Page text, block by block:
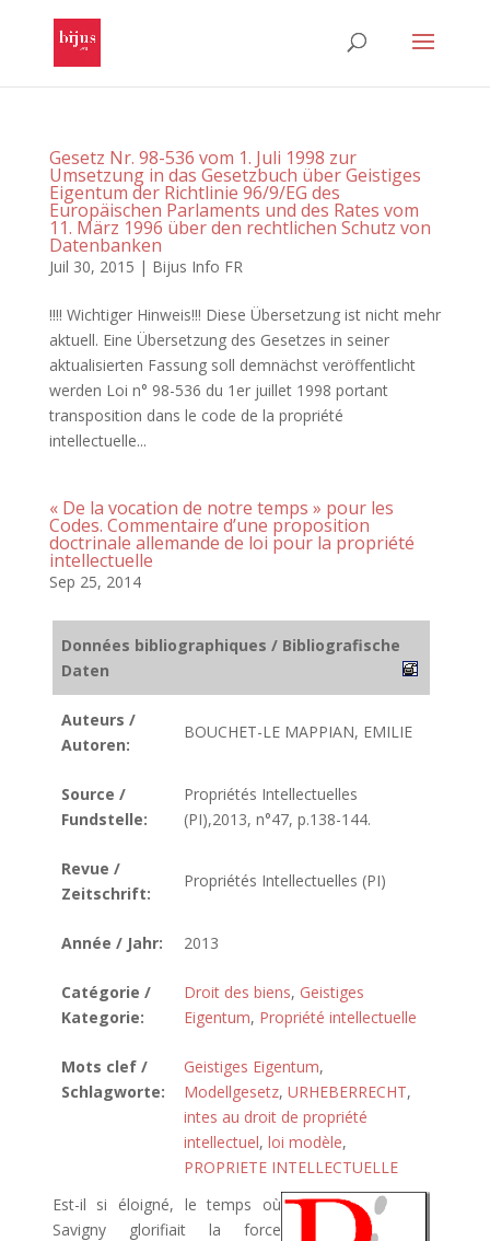
Gesetz Nr. 98-536 vom 1. Juli 1998 zur
Umsetzung in das Gesetzbuch über Geistiges
Eigentum der Richtlinie 96/9/EG des
Europäischen Parlaments und des Rates vom
11. März 1996 über den rechtlichen Schutz von
Datenbanken
Juil 30, 2015 | Bijus Info FR
!!!! Wichtiger Hinweis!!! Diese Übersetzung ist nicht mehr
aktuell. Eine Übersetzung des Gesetzes in seiner
aktualisierten Fassung soll demnächst veröffentlicht
werden Loi n° 98-536 du 1er juillet 1998 portant
transposition dans le code de la propriété
intellectuelle...
« De la vocation de notre temps » pour les
Codes. Commentaire d’une proposition
doctrinale allemande de loi pour la propriété
intellectuelle
Sep 25, 2014
Données bibliographiques / Bibliografische
Daten
Auteurs /
Autoren:
BOUCHET-LE MAPPIAN, EMILIE
Source /
Fundstelle:
Propriétés Intellectuelles
(PI),2013, n°47, p.138-144.
Revue /
Zeitschrift:
Propriétés Intellectuelles (PI)
Année / Jahr: 2013
Catégorie /
Kategorie:
Droit des biens, Geistiges
Eigentum, Propriété intellectuelle
Mots clef /
Schlagworte:
Geistiges Eigentum,
Modellgesetz, URHEBERRECHT,
intes au droit de propriété
intellectuel, loi modèle,
PROPRIETE INTELLECTUELLE
Est-il si éloigné, le temps où
Savigny glorifiait la force